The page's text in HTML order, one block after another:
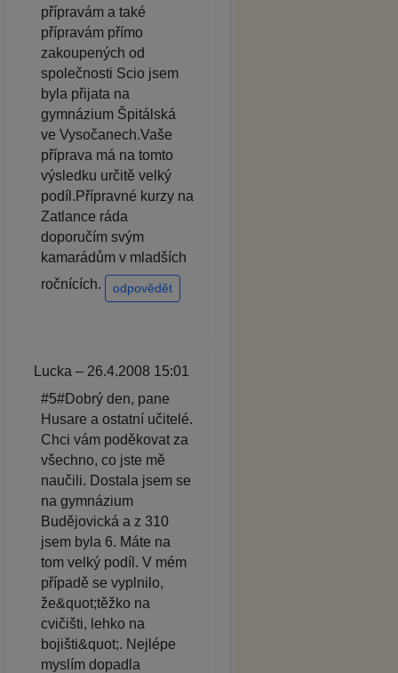
přípravám a také
přípravám přímo
zakoupených od
společnosti Scio jsem
byla přijata na
gymnázium Špitálská
ve Vysočanech.Vaše
příprava má na tomto
výsledku určitě velký
podíl.Přípravné kurzy na
Zatlance ráda
doporučím svým
kamarádům v mladších
ročnících.
odpovědět
Lucka – 26.4.2008 15:01
#5#Dobrý den, pane
Husare a ostatní učitelé.
Chci vám poděkovat za
všechno, co jste mě
naučili. Dostala jsem se
na gymnázium
Budějovická a z 310
jsem byla 6. Máte na
tom velký podíl. V mém
případě se vyplnilo,
že&quot;těžko na
cvičišti, lehko na
bojišti&quot;. Nejlépe
myslím dopadla